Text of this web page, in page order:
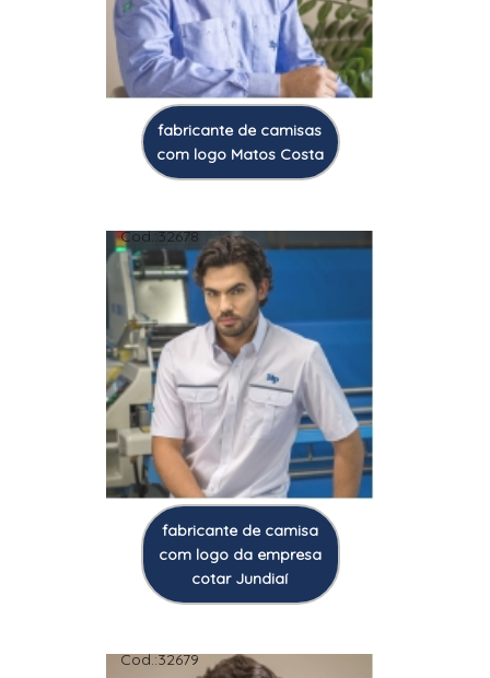
fabricante de camisas
com logo Matos Costa
Cod.:32678
fabricante de camisa
com logo da empresa
cotar Jundiaí
Cod.:32679